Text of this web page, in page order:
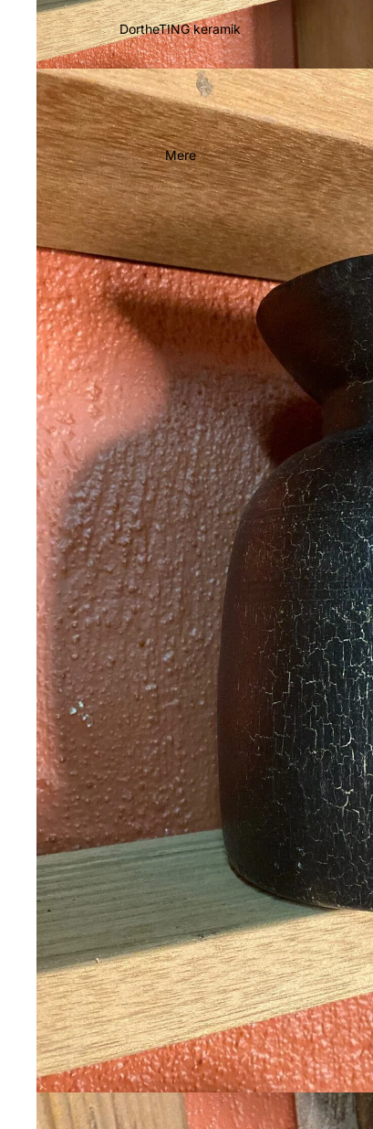
DortheTING keramik
Mere